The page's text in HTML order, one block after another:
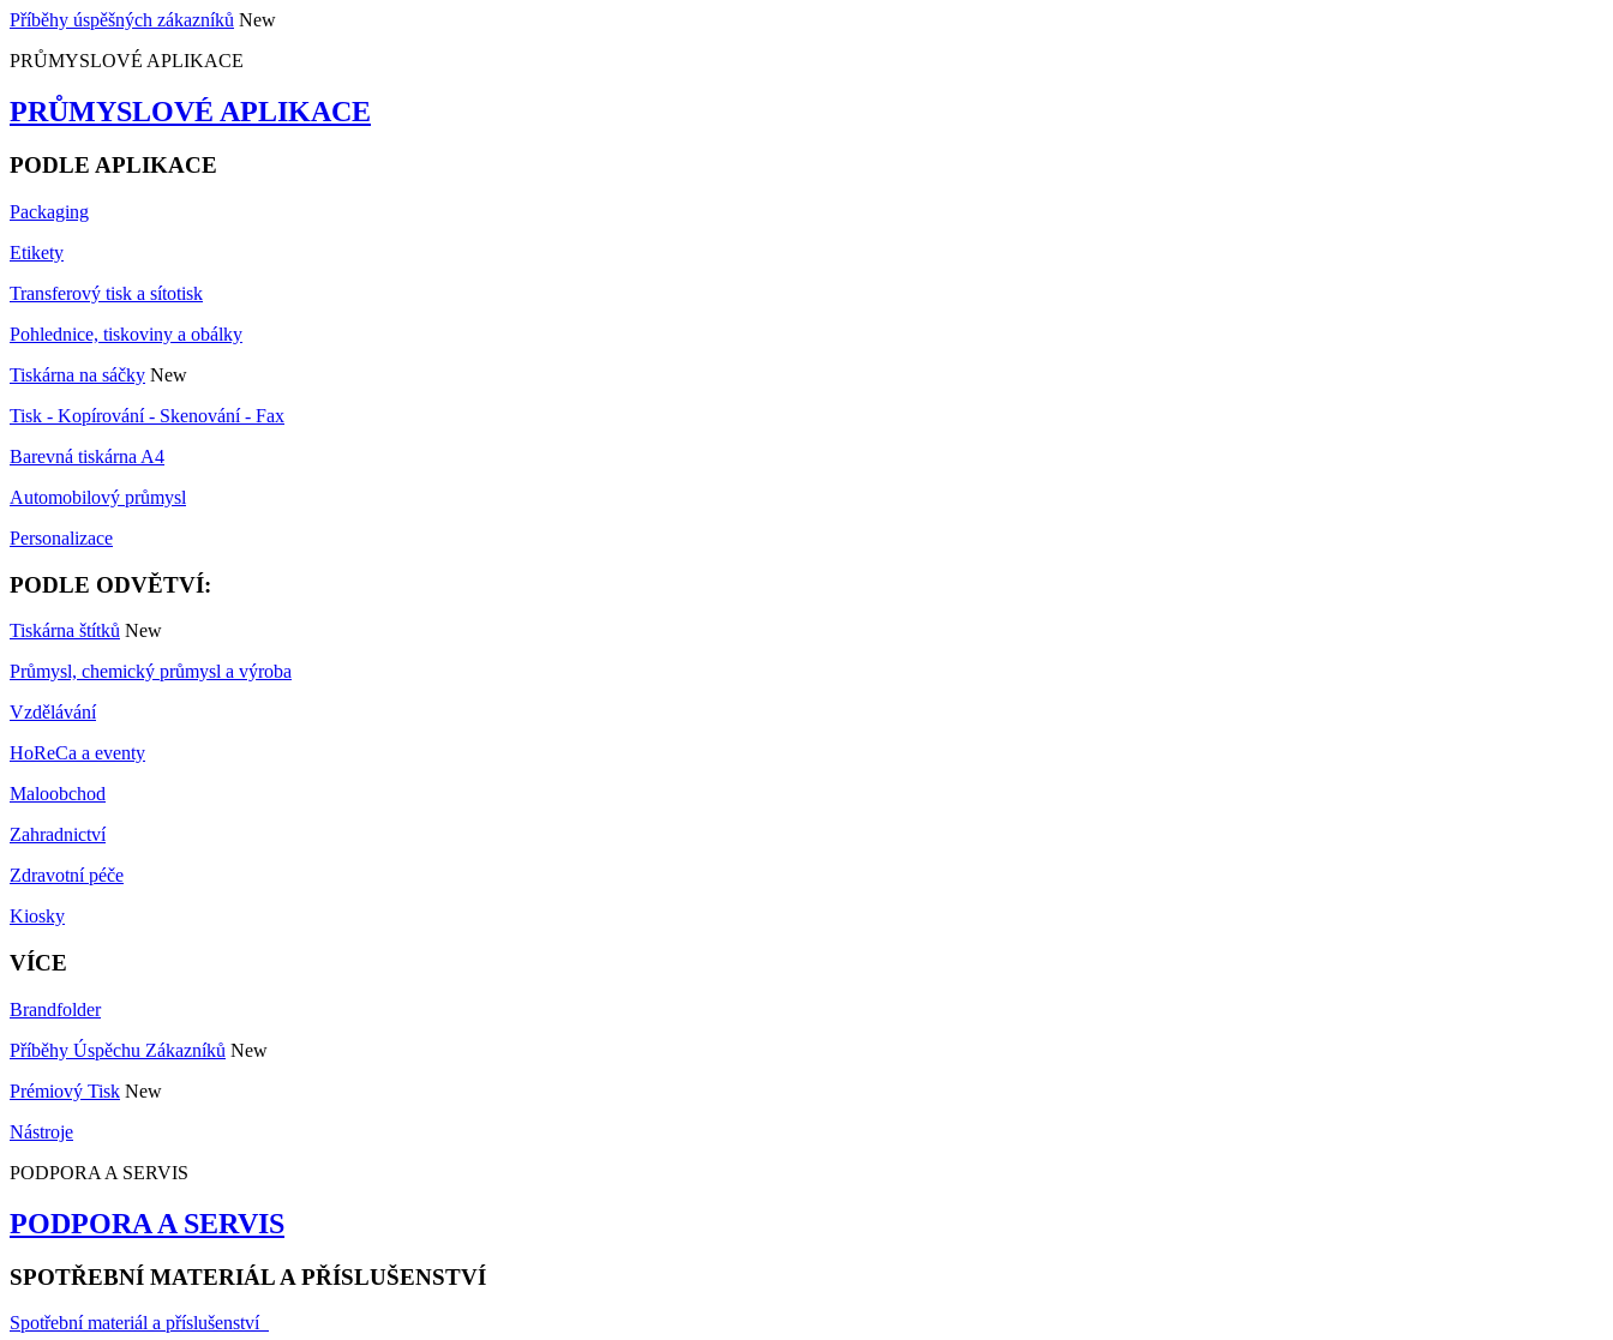
Příběhy úspěšných zákazníků New
PRŮMYSLOVÉ APLIKACE
PRŮMYSLOVÉ APLIKACE
PODLE APLIKACE
Packaging
Etikety
Transferový tisk a sítotisk
Pohlednice, tiskoviny a obálky
Tiskárna na sáčky New
Tisk - Kopírování - Skenování - Fax
Barevná tiskárna A4
Automobilový průmysl
Personalizace
PODLE ODVĚTVÍ:
Tiskárna štítků New
Průmysl, chemický průmysl a výroba
Vzdělávání
HoReCa a eventy
Maloobchod
Zahradnictví
Zdravotní péče
Kiosky
VÍCE
Brandfolder
Příběhy Úspěchu Zákazníků New
Prémiový Tisk New
Nástroje
PODPORA A SERVIS
PODPORA A SERVIS
SPOTŘEBNÍ MATERIÁL A PŘÍSLUŠENSTVÍ
Spotřební materiál a příslušenství